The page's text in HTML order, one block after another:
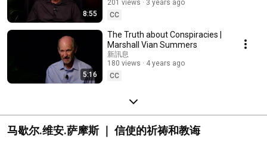
8:55
201 views
3 years ago
CC
5:16
The Truth about Conspiracies |
Marshall Vian Summers
新訊息
180 views
4 years ago
CC
马歇尔.维安.萨摩斯 ｜ 信使的祈祷和教诲